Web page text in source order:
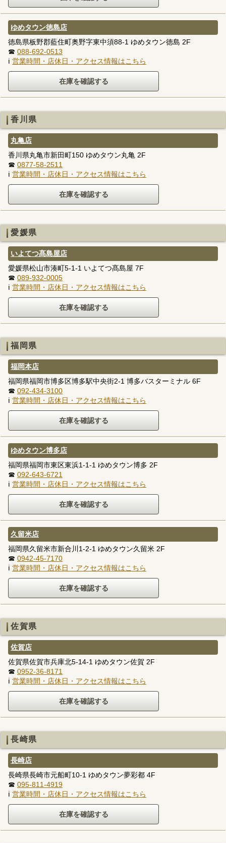
ゆめタウン徳島店
徳島県板野郡藍住町奥野字東中須88-1 ゆめタウン徳島 2F
☎ 088-692-0513
ℹ 営業時間・店休日・アクセス情報はこちら
香川県
丸亀店
香川県丸亀市新田町150 ゆめタウン丸亀 2F
☎ 0877-58-2511
ℹ 営業時間・店休日・アクセス情報はこちら
愛媛県
いよてつ髙島屋店
愛媛県松山市湊町5-1-1 いよてつ髙島屋 7F
☎ 089-932-0005
ℹ 営業時間・店休日・アクセス情報はこちら
福岡県
福岡本店
福岡県福岡市博多区博多駅中央街2-1 博多バスターミナル 6F
☎ 092-434-3100
ℹ 営業時間・店休日・アクセス情報はこちら
ゆめタウン博多店
福岡県福岡市東区東浜1-1-1 ゆめタウン博多 2F
☎ 092-643-6721
ℹ 営業時間・店休日・アクセス情報はこちら
久留米店
福岡県久留米市新合川1-2-1 ゆめタウン久留米 2F
☎ 0942-45-7170
ℹ 営業時間・店休日・アクセス情報はこちら
佐賀県
佐賀店
佐賀県佐賀市兵庫北5-14-1 ゆめタウン佐賀 2F
☎ 0952-36-8171
ℹ 営業時間・店休日・アクセス情報はこちら
長崎県
長崎店
長崎県長崎市元船町10-1 ゆめタウン夢彩都 4F
☎ 095-811-4919
ℹ 営業時間・店休日・アクセス情報はこちら